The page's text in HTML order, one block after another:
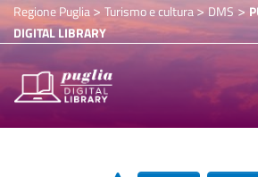
Regione Puglia> Turismo e cultura>DMS >
DIGITAL LIBRARY